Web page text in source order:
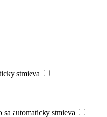
stmieva
sa automaticky stmieva